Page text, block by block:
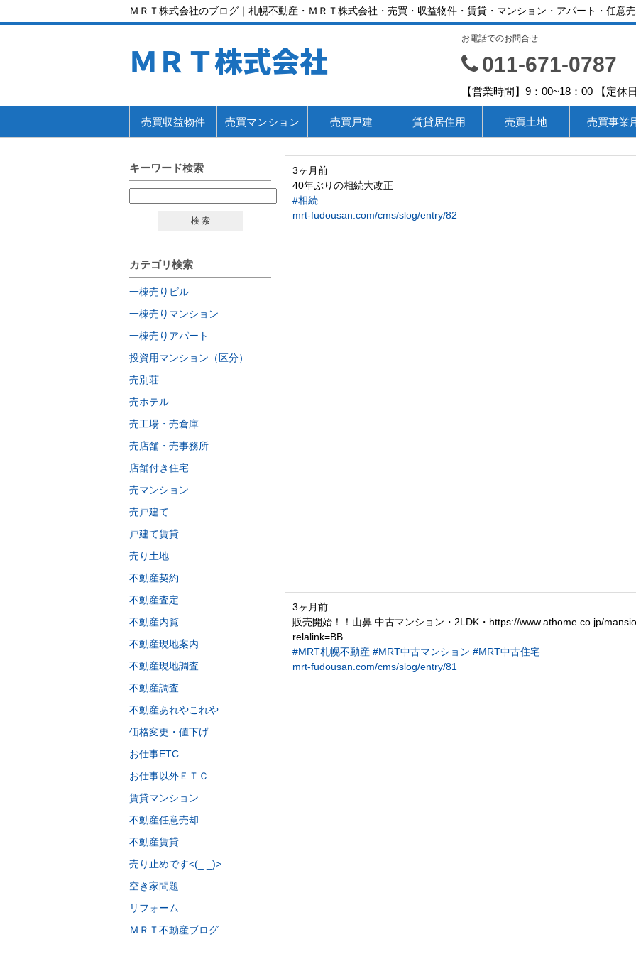
ＭＲＴ株式会社のブログ｜札幌不動産・ＭＲＴ株式会社・売買・収益物件・賃貸・マンション・アパート・任意
ＭＲＴ株式会社
お電話でのお問合せ
011-671-0787
【営業時間】9：00~18：00 【定
売買収益物件 売買マンション 売買戸建 賃貸居住用 売買土地 売買事業
キーワード検索
検 索
カテゴリ検索
一棟売りビル
一棟売りマンション
一棟売りアパート
投資用マンション（区分）
売別荘
売ホテル
売工場・売倉庫
売店舗・売事務所
店舗付き住宅
売マンション
売戸建て
戸建て賃貸
売り土地
不動産契約
不動産査定
不動産内覧
不動産現地案内
不動産現地調査
不動産調査
不動産あれやこれや
価格変更・値下げ
お仕事ETC
お仕事以外ＥＴＣ
賃貸マンション
不動産任意売却
不動産賃貸
売り止めです<(_ _)>
空き家問題
リフォーム
ＭＲＴ不動産ブログ
3ヶ月前
40年ぶりの相続大改正
#相続
mrt-fudousan.com/cms/slog/entry/82
3ヶ月前
販売開始！！山鼻 中古マンション・2LDK・https://www.athome.co.jp/
relalink=BB
#MRT札幌不動産 #MRT中古マンション #MRT中古住宅
mrt-fudousan.com/cms/slog/entry/81